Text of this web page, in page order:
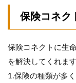
保険コネク
保険コネクトに生
を解決してくれます
1.保険の種類が多